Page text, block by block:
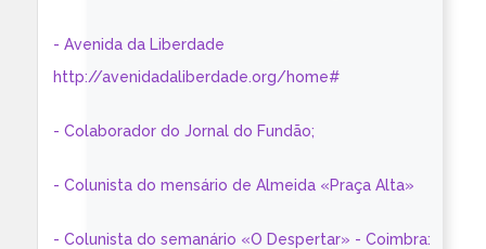
- Avenida da Liberdade
http://avenidadaliberdade.org/home#
- Colaborador do Jornal do Fundão;
- Colunista do mensário de Almeida «Praça Alta»
- Colunista do semanário «O Despertar» - Coimbra: